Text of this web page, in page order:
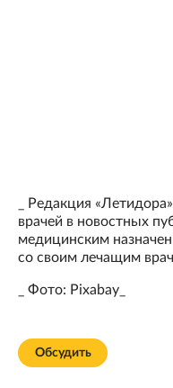
_ Редакция
врачей в новостных
медицинским
со своим лечащим
_ Фото: Pixabay_
Обсудить